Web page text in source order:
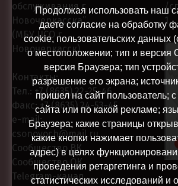
Продолжая использовать наш
даете согласие на обработку
cookie, пользовательских данных
о местоположении; тип и версия
версия Браузера; тип
разрешение его экрана;
пришел на сайт пользователь; с
сайта или по какой рекламе;
Браузера; какие страницы
какие кнопки нажимает
адрес) в целях
проведения ретаргетинга и
статистических исследований и
обслуживания г.
Новочеркасска”
(МБУ ЦСО г.
Новочеркасск)
Контакты:
Тел.: +7 (8635) 22-25-46
Факс:+7 (8635) 24-53-45
e-mail:
csonovoch@mail.ru
Сообщество ВК
Сообщество ОК
Telegram-канал
/
1